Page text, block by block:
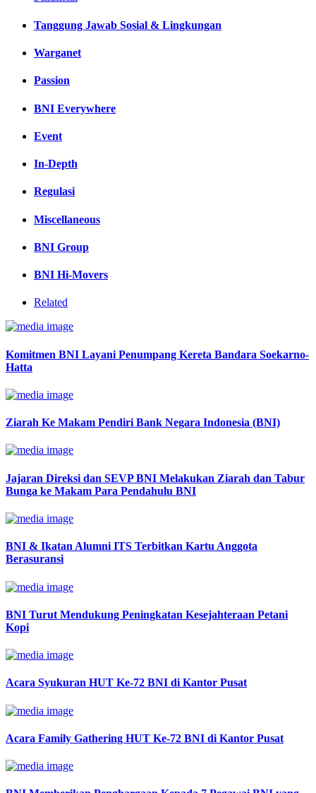
Tanggung Jawab Sosial & Lingkungan
Warganet
Passion
BNI Everywhere
Event
In-Depth
Regulasi
Miscellaneous
BNI Group
BNI Hi-Movers
Related
Komitmen BNI Layani Penumpang Kereta Bandara Soekarno-
Hatta
Ziarah Ke Makam Pendiri Bank Negara Indonesia (BNI)
Jajaran Direksi dan SEVP BNI Melakukan Ziarah dan Tabur
Bunga ke Makam Para Pendahulu BNI
BNI & Ikatan Alumni ITS Terbitkan Kartu Anggota
Berasuransi
BNI Turut Mendukung Peningkatan Kesejahteraan Petani
Kopi
Acara Syukuran HUT Ke-72 BNI di Kantor Pusat
Acara Family Gathering HUT Ke-72 BNI di Kantor Pusat